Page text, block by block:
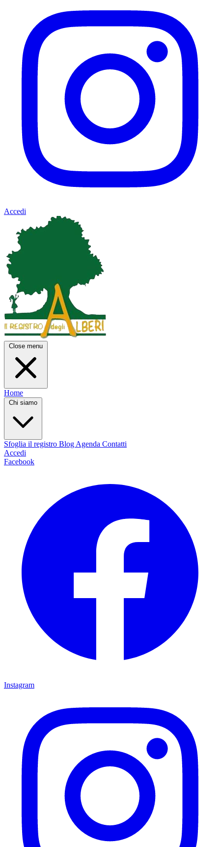
Accedi
Close menu
Home
Chi siamo
Sfoglia il registro Blog Agenda Contatti
Accedi
Facebook
Instagram